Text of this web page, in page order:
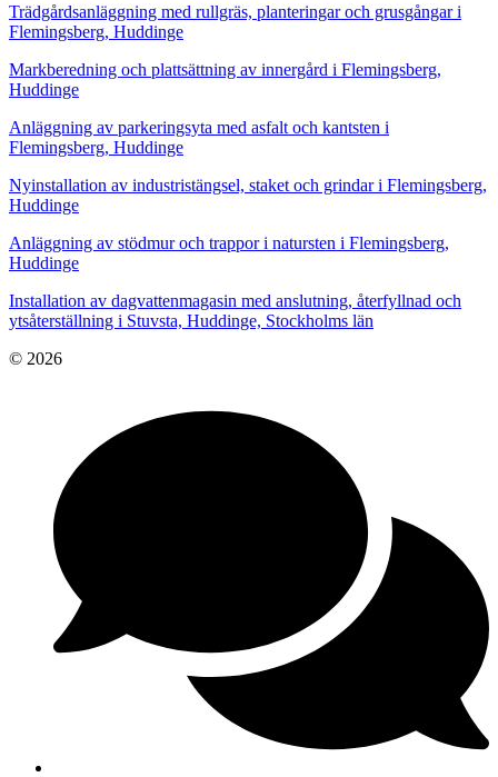
Trädgårdsanläggning med rullgräs, planteringar och grusgångar i
Flemingsberg, Huddinge
Markberedning och plattsättning av innergård i Flemingsberg,
Huddinge
Anläggning av parkeringsyta med asfalt och kantsten i
Flemingsberg, Huddinge
Nyinstallation av industristängsel, staket och grindar i Flemingsberg,
Huddinge
Anläggning av stödmur och trappor i natursten i Flemingsberg,
Huddinge
Installation av dagvattenmagasin med anslutning, återfyllnad och
ytsåterställning i Stuvsta, Huddinge, Stockholms län
© 2026